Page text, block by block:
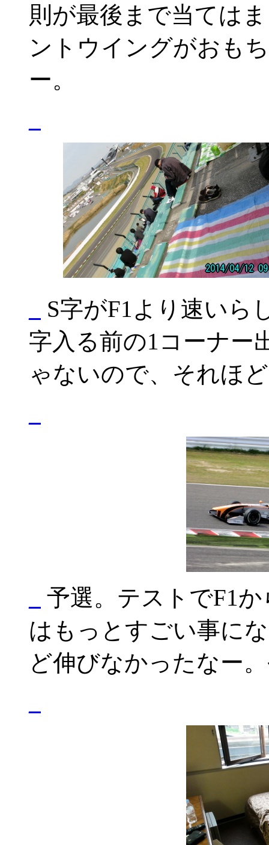
則が最後まで当ては
ントウイングがおも
ー。
S字がF1より速いら
字入る前の1コーナー
ゃないので、それほ
予選。テストでF1
はもっとすごい事に
ど伸びなかったなー